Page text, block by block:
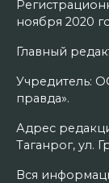
ноября 2020
Главный
Учредитель:
правда».
Адрес
Таганрог, ул.
Вся